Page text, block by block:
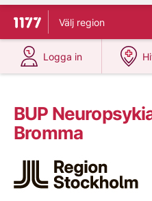
Till startsidan för 1177
Välj region
Logga in
på 1177.se
BUP
Bromma